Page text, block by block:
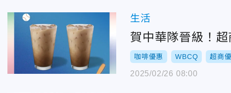
生活
賀中華隊晉級！
咖啡優惠 WBCQ 超商
2025/02/26 08:00